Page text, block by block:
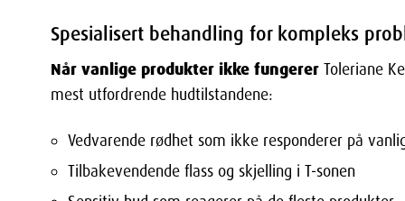
Spesialisert behandling for kompleks
Når vanlige produkter ikke fungerer Toleriane
mest utfordrende hudtilstandene:
Vedvarende rødhet som ikke responderer på
Tilbakevendende flass og skjelling i T-sonen